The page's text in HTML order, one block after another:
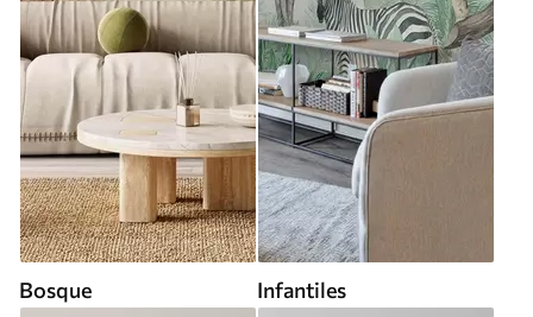
Bosque Infantiles